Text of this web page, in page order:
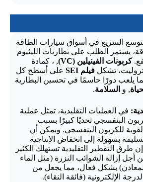
السريع في أسواق سيارات الطاقة
يستمر الطلب على بطاريات الليثيوم
كربونات الفينيلين (VC)
, ، كمادة
تشكل فيلم SEI
على أسطح كل
مما يلعب دورًا حاسمًا في تحسين البطارية
, و السلامة.
في العمليات التقليدية، تمثل عملية
البنفسجي تحديًا كبيرًا بسبب
للكربون البنفسجي. ويمكن أن
بسهولة إلى انخفاض الإنتاجية
التقطير التقليدية تستهلك الكثير
أجل إزالة الشوائب النزرة (مثل الماء
بشكل فعال، مما يجعل من
الإلكترونية (فائقة النقاء).